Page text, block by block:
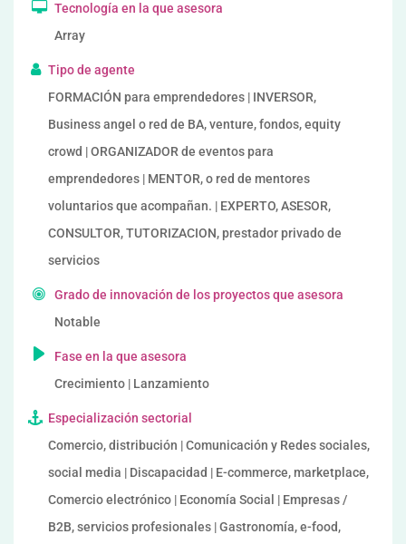
Tecnología en la que asesora
Array
Tipo de agente
FORMACIÓN para emprendedores | INVERSOR,
Business angel o red de BA, venture, fondos, equity
crowd | ORGANIZADOR de eventos para
emprendedores | MENTOR, o red de mentores
voluntarios que acompañan. | EXPERTO, ASESOR,
CONSULTOR, TUTORIZACION, prestador privado de
servicios
Grado de innovación de los proyectos que asesora
Notable
Fase en la que asesora
Crecimiento | Lanzamiento
Especialización sectorial
Comercio, distribución | Comunicación y Redes sociales,
social media | Discapacidad | E-commerce, marketplace,
Comercio electrónico | Economía Social | Empresas /
B2B, servicios profesionales | Gastronomía, e-food,